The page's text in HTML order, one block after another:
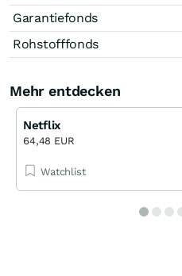
Garantiefonds
Rohstofffonds
Mehr entdecken
Netflix
64,48 EUR
Watchlist